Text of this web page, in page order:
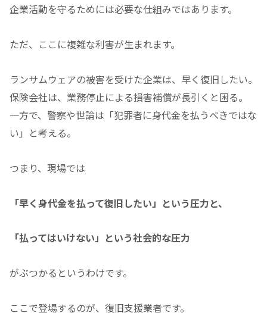
企業活動を守るためには必要な仕組みではあります。
ただ、ここに複雑な利害が生まれます。
ランサムウェアの被害を受けた企業は、早く復旧したい。
保険会社は、業務停止による損害補償が長引くと困る。
一方で、警察や世論は「犯罪者に身代金を払うべきではな
い」と考える。
つまり、現場では
「早く身代金を払って復旧したい」という圧力と、
「払ってはいけない」という社会的な圧力
がぶつかるというわけです。
ここで登場するのが、復旧支援業者です。